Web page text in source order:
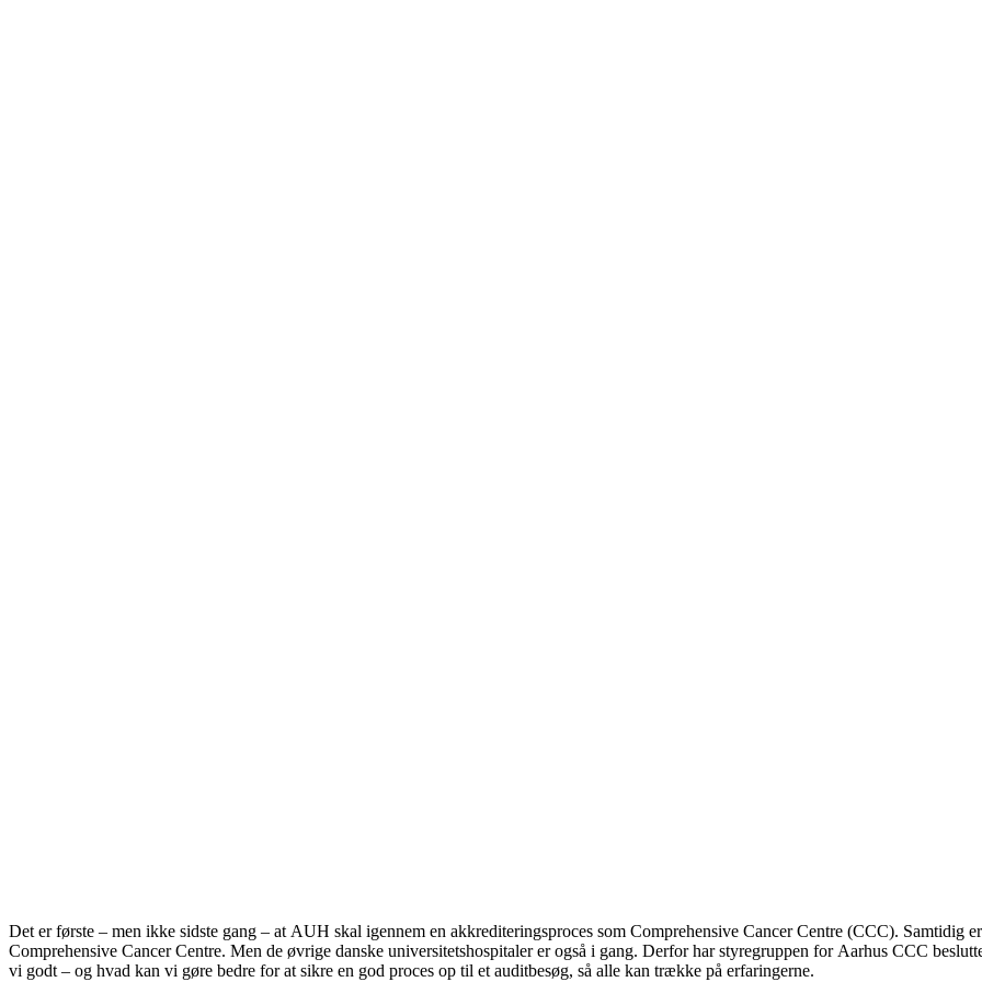
Det er første – men ikke sidste gang – at AUH skal igennem en akkrediteringsproces som Comprehensive Cancer Centre (CCC). Samtidig
Comprehensive Cancer Centre. Men de øvrige danske universitetshospitaler er også i gang. Derfor har styregruppen for Aarhus CCC
vi godt – og hvad kan vi gøre bedre for at sikre en god proces op til et auditbesøg, så alle kan trække på erfaringerne.